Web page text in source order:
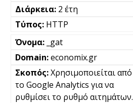
2 έτη
HTTP
_gat
economix.gr
Χρησιμοποιείται από
το Google Analytics για να
ρυθμίσει το ρυθμό αιτημάτων.